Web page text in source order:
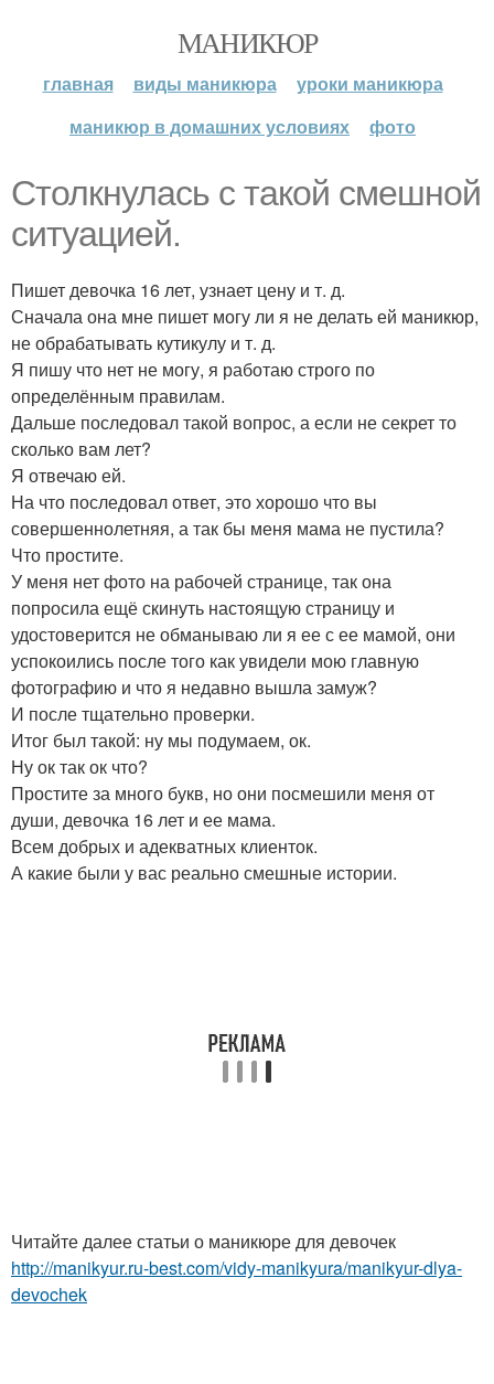
МАНИКЮР
главная виды маникюра
уроки маникюра
маникюр в домашних условиях
фото
Столкнулась с такой смешной
ситуацией.
Пишет девочка 16 лет, узнает цену и т. д.
Сначала она мне пишет могу ли я не делать ей маникюр,
не обрабатывать кутикулу и т. д.
Я пишу что нет не могу, я работаю строго по
определённым правилам.
Дальше последовал такой вопрос, а если не секрет то
сколько вам лет?
Я отвечаю ей.
На что последовал ответ, это хорошо что вы
совершеннолетняя, а так бы меня мама не пустила?
Что простите.
У меня нет фото на рабочей странице, так она
попросила ещё скинуть настоящую страницу и
удостоверится не обманываю ли я ее с ее мамой, они
успокоились после того как увидели мою главную
фотографию и что я недавно вышла замуж?
И после тщательно проверки.
Итог был такой: ну мы подумаем, ок.
Ну ок так ок что?
Простите за много букв, но они посмешили меня от
души, девочка 16 лет и ее мама.
Всем добрых и адекватных клиенток.
А какие были у вас реально смешные истории.
Читайте далее статьи о маникюре для девочек
http://manikyur.ru-best.com/vidy-manikyura/manikyur-dlya-
devochek